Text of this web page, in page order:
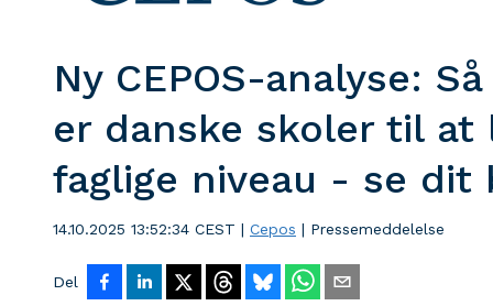
Ny CEPOS-analyse:
er danske skoler til at
faglige niveau - se dit
14.10.2025 13:52:34 CEST | Cepos | Pressemeddelelse
Del